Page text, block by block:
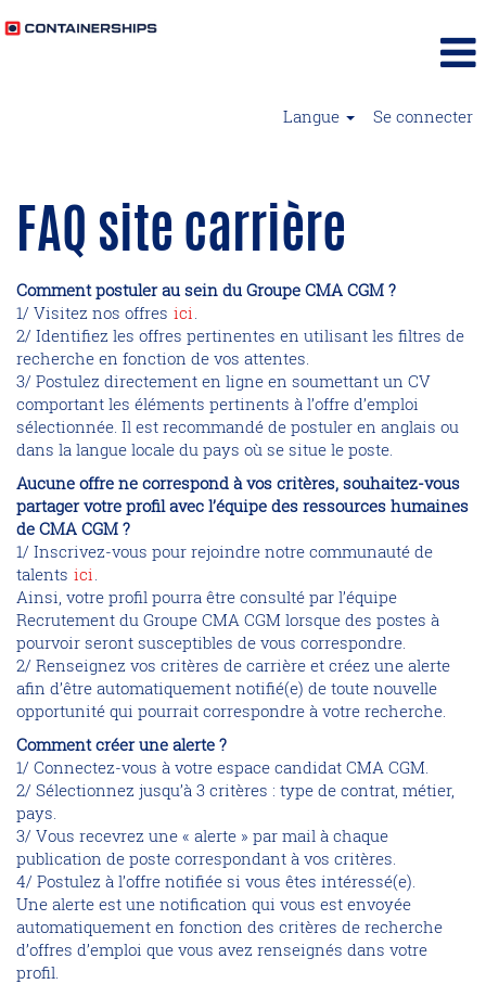
Langue Se connecter
FAQ site carrière
Comment postuler au sein du Groupe CMA CGM ?
1/ Visitez nos offres ici.
2/ Identifiez les offres pertinentes en utilisant les filtres de
recherche en fonction de vos attentes.
3/ Postulez directement en ligne en soumettant un CV
comportant les éléments pertinents à l’offre d’emploi
sélectionnée. Il est recommandé de postuler en anglais ou
dans la langue locale du pays où se situe le poste.
Aucune offre ne correspond à vos critères, souhaitez-vous
partager votre profil avec l’équipe des ressources humaines
de CMA CGM ?
1/ Inscrivez-vous pour rejoindre notre communauté de
talents ici.
Ainsi, votre profil pourra être consulté par l’équipe
Recrutement du Groupe CMA CGM lorsque des postes à
pourvoir seront susceptibles de vous correspondre.
2/ Renseignez vos critères de carrière et créez une alerte
afin d’être automatiquement notifié(e) de toute nouvelle
opportunité qui pourrait correspondre à votre recherche.
Comment créer une alerte ?
1/ Connectez-vous à votre espace candidat CMA CGM.
2/ Sélectionnez jusqu’à 3 critères : type de contrat, métier,
pays.
3/ Vous recevrez une « alerte » par mail à chaque
publication de poste correspondant à vos critères.
4/ Postulez à l’offre notifiée si vous êtes intéressé(e).
Une alerte est une notification qui vous est envoyée
automatiquement en fonction des critères de recherche
d’offres d’emploi que vous avez renseignés dans votre
profil.